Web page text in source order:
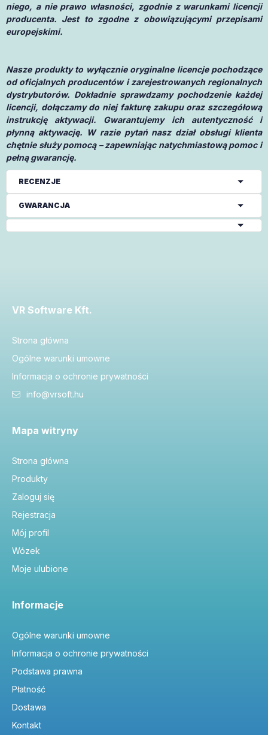
niego, a nie prawo własności, zgodnie z warunkami licencji
producenta. Jest to zgodne z obowiązującymi przepisami
europejskimi.
Nasze produkty to wyłącznie oryginalne licencje pochodzące
od oficjalnych producentów i zarejestrowanych regionalnych
dystrybutorów. Dokładnie sprawdzamy pochodzenie każdej
licencji, dołączamy do niej fakturę zakupu oraz szczegółową
instrukcję aktywacji. Gwarantujemy ich autentyczność i
płynną aktywację. W razie pytań nasz dział obsługi klienta
chętnie służy pomocą – zapewniając natychmiastową pomoc i
pełną gwarancję.
RECENZJE
GWARANCJA
VR Software Kft.
Strona główna
Ogólne warunki umowne
Informacja o ochronie prywatności
info@vrsoft.hu
Mapa witryny
Strona główna
Produkty
Zaloguj się
Rejestracja
Mój profil
Wózek
Moje ulubione
Informacje
Ogólne warunki umowne
Informacja o ochronie prywatności
Podstawa prawna
Płatność
Dostawa
Kontakt